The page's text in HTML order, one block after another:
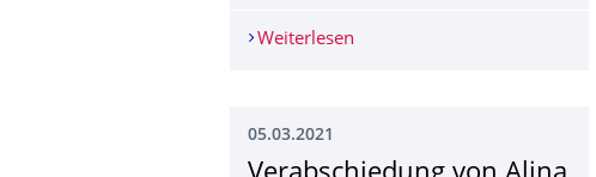
Weiterlesen Neue Publikation:
05.03.2021